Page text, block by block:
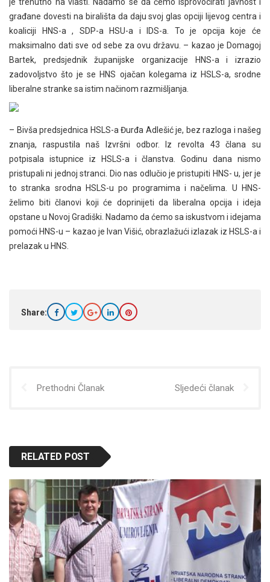
građane dovesti na birališta da daju svoj glas opciji lijevog centra i
koaliciji HNS-a , SDP-a HSU-a i IDS-a. To je opcija koje će
maksimalno dati sve od sebe za ovu državu. – kazao je Domagoj
Bartek, predsjednik županijske organizacije HNS-a i izrazio
zadovoljstvo što je se HNS ojačan kolegama iz HSLS-a, srodne
liberalne stranke sa istim načinom razmišljanja.
– Bivša predsjednica HSLS-a Đurđa Adlešić je, bez razloga i našeg
znanja, raspustila naš Izvršni odbor. Iz revolta 43 člana su
potpisala istupnice iz HSLS-a i članstva. Godinu dana nismo
pristupali ni jednoj stranci. Dio nas odlučio je pristupiti HNS- u, jer je
to stranka srodna HSLS-u po programima i načelima. U HNS-
želimo biti članovi koji će doprinijeti da liberalna opcija i ideja
opstane u Novoj Gradiški. Nadamo da ćemo sa iskustvom i idejama
pomoći HNS-u – kazao je Ivan Višić, obrazlažući izlazak iz HSLS-a i
prelazak u HNS.
Share:
Prethodni Članak Sljedeći članak
RELATED POST